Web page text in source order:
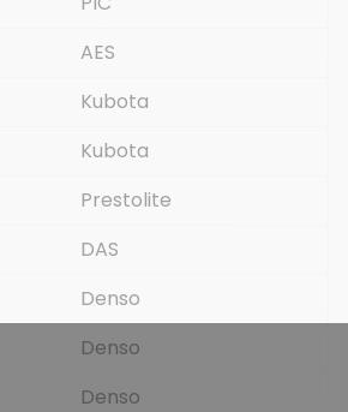
AES
Kubota
Kubota
Prestolite
DAS
Denso
Denso
Denso